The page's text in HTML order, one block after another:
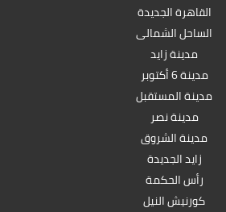
القاهرة الجديدة
الساحل الشمالى
مدينة زايد
مدينة 6 أكتوبر
مدينة المستقبل
مدينة نصر
مدينة الشروق
زايد الجديدة
رأس الحكمة
كورنيش النيل